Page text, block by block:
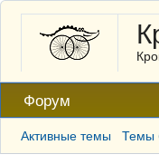
Форум
Активные темы Темы